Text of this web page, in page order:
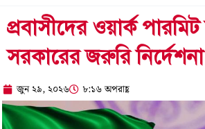
প্রবাসীদের ওয়ার্ক
সরকারের জরুরি নির্দেশনা
জুন ২৯, ২০২৬ ৮:১৬ অপরাহ্ণ